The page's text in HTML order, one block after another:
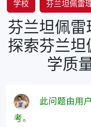
学校 芬兰坦佩雷
学生生活
芬兰坦佩雷
探索芬兰
学质
此问题由用
考。